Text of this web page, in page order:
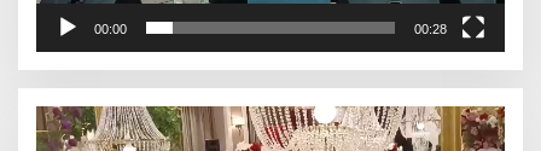
00:00 00:28
Pemutar
Video